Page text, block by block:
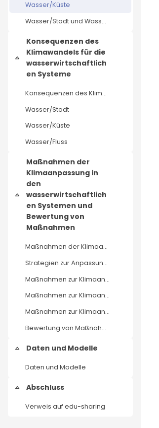
Wasser/Küste
Wasser/Stadt und Wasser/Fluss
Einklappen
Konsequenzen des
Klimawandels für die
wasserwirtschaftlich
en Systeme
Konsequenzen des Klimawandels für die wasserwirtschaftlichen Systeme
Wasser/Stadt
Wasser/Küste
Wasser/Fluss
Einklappen
Maßnahmen der
Klimaanpassung in
den
wasserwirtschaftlich
en Systemen und
Bewertung von
Maßnahmen
Maßnahmen der Klimaanpassung in den wasserwirtschaftlichen Systemen und Bewertung von Maßnahmen
Strategien zur Anpassung an die Folgen des Klimawandels
Maßnahmen zur Klimaanpassung im System Wasser/Küste
Maßnahmen zur Klimaanpassung im System Wasser/Stadt
Maßnahmen zur Klimaanpassung im System Wasser/Fluss
Bewertung von Maßnahmen und Kommunikation
Einklappen
Daten und Modelle
Daten und Modelle
Einklappen
Abschluss
Verweis auf edu-sharing